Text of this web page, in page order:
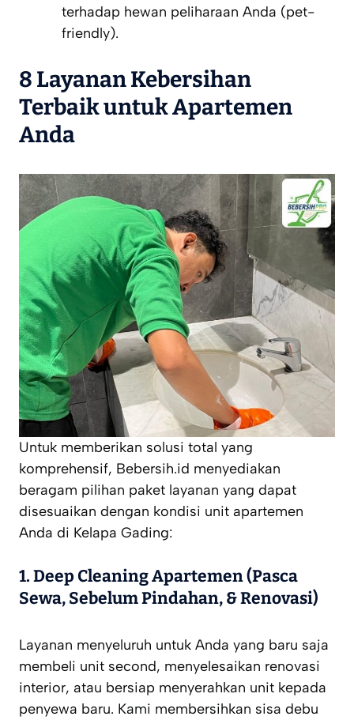
terhadap hewan peliharaan Anda (pet-
friendly).
8 Layanan Kebersihan
Terbaik untuk Apartemen
Anda
Untuk memberikan solusi total yang
komprehensif, Bebersih.id menyediakan
beragam pilihan paket layanan yang dapat
disesuaikan dengan kondisi unit apartemen
Anda di Kelapa Gading:
1. Deep Cleaning Apartemen (Pasca
Sewa, Sebelum Pindahan, & Renovasi)
Layanan menyeluruh untuk Anda yang baru saja
membeli unit second, menyelesaikan renovasi
interior, atau bersiap menyerahkan unit kepada
penyewa baru. Kami membersihkan sisa debu